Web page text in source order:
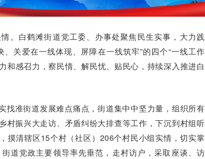
。白鹤滩街道党工委、办事处聚焦民生实事，大力践
关爱在一线体现、屏障在一线筑牢”的四个“一线工作
和感召力，察民情、解民忧、贴民心，持续深入推进白
找准街道发展难点痛点，街道集中中坚力量，组织所有
村振兴大走访、矛盾纠纷大排查等工作，下沉到村组听
摸清辖区15个村（社区）206个村民小组实情，切实掌
道党政主要领导率先垂范，走村访户，采取座谈、访